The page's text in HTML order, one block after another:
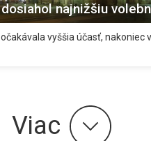
najnižšiu
vyššia účasť, nakoniec
Viac